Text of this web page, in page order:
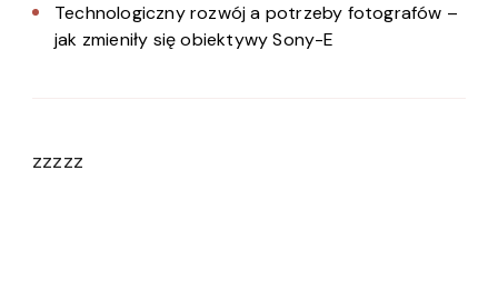
Technologiczny rozwój a potrzeby fotografów –
jak zmieniły się obiektywy Sony-E
zzzzz